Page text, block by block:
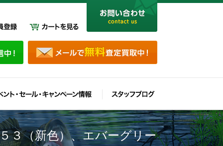
（新色）、エバーグリー